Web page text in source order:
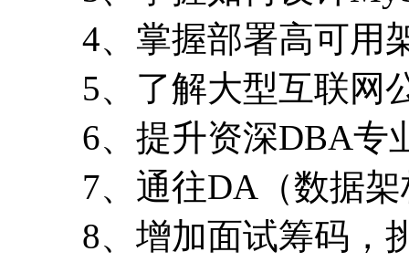
4、掌握部署高可用
5、了解大型互联网
6、提升资深DBA专
7、通往DA（数据
8、增加面试筹码，